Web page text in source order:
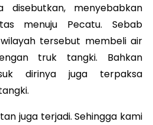
menyebabkan
menuju Pecatu. Sebab
tersebut membeli air
truk tangki. Bahkan
dirinya juga terpaksa
juga terjadi. Sehingga kami